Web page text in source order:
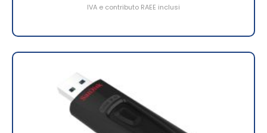
IVA e contributo RAEE inclusi